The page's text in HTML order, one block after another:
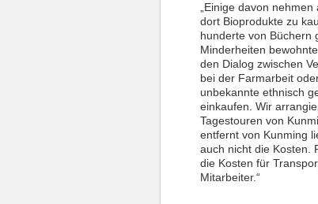
„Einige davon
dort Bioprodukte zu
hunderte von Büchern
Minderheiten
den Dialog zwischen
bei der Farmarbeit
unbekannte ethnisch
einkaufen. Wir
Tagestouren von
entfernt von Kunming
auch nicht die Kosten.
die Kosten für
Mitarbeiter.“